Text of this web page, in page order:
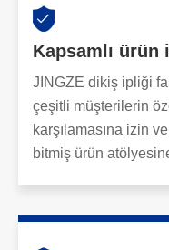
Kapsamlı
JINGZE dikiş ipliği
çeşitli müşterilerin
karşılamasına izin
bitmiş ürün